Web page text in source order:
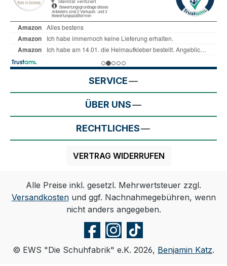
SERVICE
ÜBER UNS
RECHTLICHES
VERTRAG WIDERRUFEN
Alle Preise inkl. gesetzl. Mehrwertsteuer zzgl.
Versandkostenund ggf. Nachnahmegebühren, wenn
nicht anders angegeben.
© EWS "Die Schuhfabrik" e.K. 2026, Benjamin Katz.